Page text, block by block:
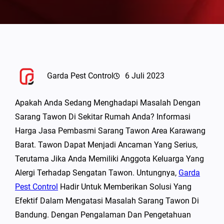
Garda Pest Control 6 Juli 2023
Apakah Anda Sedang Menghadapi Masalah Dengan
Sarang Tawon Di Sekitar Rumah Anda? Informasi
Harga Jasa Pembasmi Sarang Tawon Area Karawang
Barat. Tawon Dapat Menjadi Ancaman Yang Serius,
Terutama Jika Anda Memiliki Anggota Keluarga Yang
Alergi Terhadap Sengatan Tawon. Untungnya, Garda
Pest Control Hadir Untuk Memberikan Solusi Yang
Efektif Dalam Mengatasi Masalah Sarang Tawon Di
Bandung. Dengan Pengalaman Dan Pengetahuan